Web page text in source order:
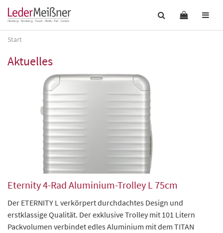
Start
Aktuelles
Eternity 4-Rad Aluminium-Trolley L 75cm
Der ETERNITY L verkörpert durchdachtes Design und
erstklassige Qualität. Der exklusive Trolley mit 101 Litern
Packvolumen verbindet edles Aluminium mit dem TITAN